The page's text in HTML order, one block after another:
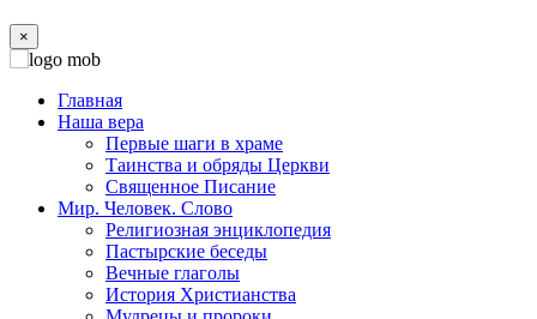
×
Главная
Наша вера
Первые шаги в храме
Таинства и обряды Церкви
Священное Писание
Мир. Человек. Слово
Религиозная энциклопедия
Пастырские беседы
Вечные глаголы
История Христианства